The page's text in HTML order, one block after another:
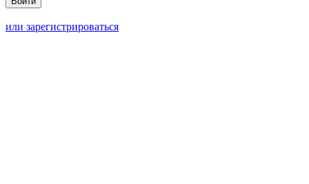
или зарегистрироваться